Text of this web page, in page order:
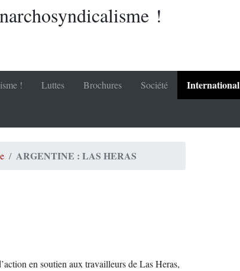
!
! Luttes Brochures Société International
ARGENTINE : LAS HERAS
en soutien aux travailleurs de Las Heras,